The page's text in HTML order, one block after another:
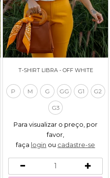
T-SHIRT LIBRA - OFF WHITE
P M G GG G1 G2
G3
Para visualizar o preço, por
favor,
faça login ou cadastre-se